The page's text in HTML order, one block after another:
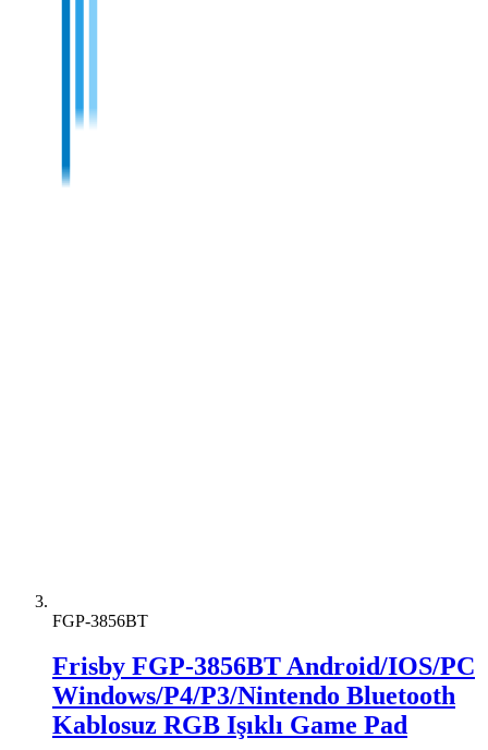
FGP-3856BT
Frisby FGP-3856BT Android/IOS/PC
Windows/P4/P3/Nintendo Bluetooth
Kablosuz RGB Işıklı Game Pad